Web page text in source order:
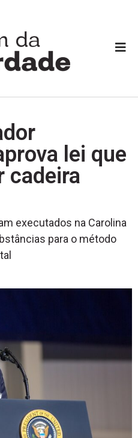
lei que
cadeira
executados na Carolina
para o método